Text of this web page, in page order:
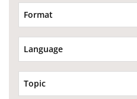
Format
Language
Topic